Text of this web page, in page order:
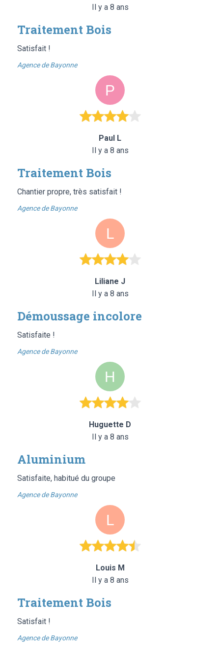
Il y a 8 ans
Traitement Bois
Satisfait !
Agence de Bayonne
Paul L
Il y a 8 ans
Traitement Bois
Chantier propre, très satisfait !
Agence de Bayonne
Liliane J
Il y a 8 ans
Démoussage incolore
Satisfaite !
Agence de Bayonne
Huguette D
Il y a 8 ans
Aluminium
Satisfaite, habitué du groupe
Agence de Bayonne
Louis M
Il y a 8 ans
Traitement Bois
Satisfait !
Agence de Bayonne